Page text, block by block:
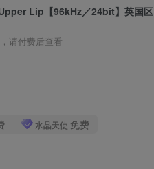
Lip【96kHz／24bit】英国区
请付费后查看
水晶天使 免费